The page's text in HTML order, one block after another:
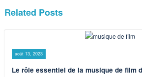
Related Posts
août 13, 2023
Le rôle essentiel de la musique de film